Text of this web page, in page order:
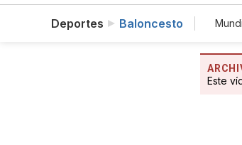
Deportes Baloncesto
Este